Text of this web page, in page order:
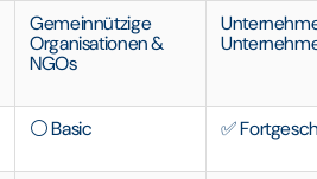
Gemeinnützige
Organisationen &
NGOs
⚪ Basic ✅